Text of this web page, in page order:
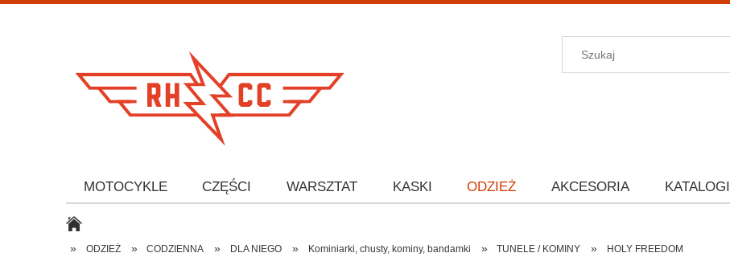
MOTOCYKLE CZĘŚCI WARSZTAT KASKI ODZIEŻ AKCESORIA KATALOGI
» ODZIEŻ » CODZIENNA » DLA NIEGO » Kominiarki, chusty, kominy, bandamki » TUNELE / KOMINY » HOLY FREEDOM